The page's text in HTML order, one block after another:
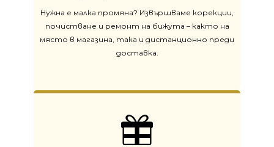
Нужна е малка промяна? Извършваме корекции,
почистване и ремонт на бижута – както на
място в магазина, така и дистанционно преди
доставка.